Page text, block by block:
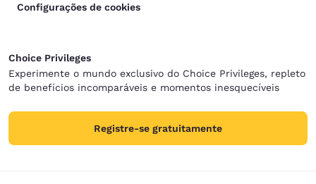
Configurações de cookies
Choice Privileges
Experimente o mundo exclusivo do Choice Privileges, repleto
de benefícios incomparáveis e momentos inesquecíveis
Registre-se gratuitamente